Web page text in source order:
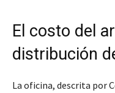
El costo del
distribución
La oficina, descrita por